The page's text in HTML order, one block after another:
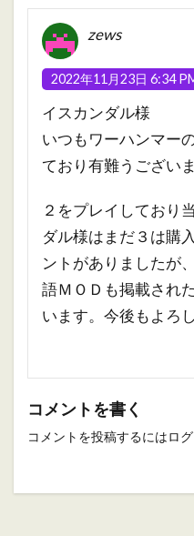
zews
2022年11月23日 6:34
イスカンダル様
いつもワーハンマー
ており有難うございま
２をプレイしており
ダル様はまだ３は購
ントがありましたが
語ＭＯＤも掲載され
います。今後もよろ
コメントを書く
コメントを投稿するにはロ